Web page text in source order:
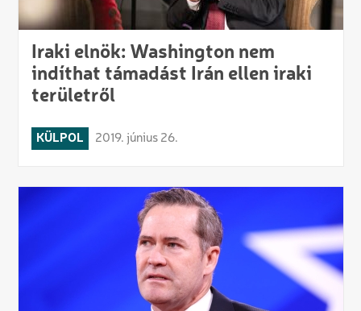
Iraki elnök: Washington nem
indíthat támadást Irán ellen iraki
területről
KÜLPOL 2019. június 26.